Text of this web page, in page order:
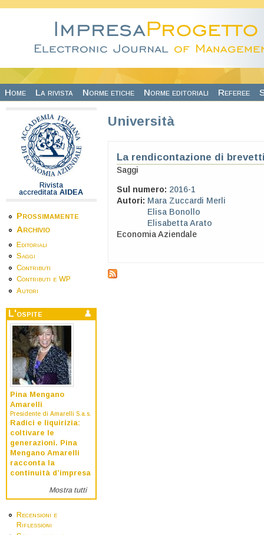
Home La rivista Norme etiche Norme editoriali Referee
Rivista
accreditataAIDEA
Prossimamente
Archivio
Editoriali
Saggi
Contributi
Contributi e WP
Autori
L'ospite
Pina Mengano
Amarelli
Presidente di Amarelli S.a.s.
Radici e liquirizia:
coltivare le
generazioni. Pina
Mengano Amarelli
racconta la
continuità d’impresa
Mostra tutti
Recensioni e
Riflessioni
Università
La rendicontazione di
Saggi
Sul numero: 2016-1
Autori: Mara Zuccardi Merli
Elisa Bonollo
Elisabetta Arato
Economia Aziendale